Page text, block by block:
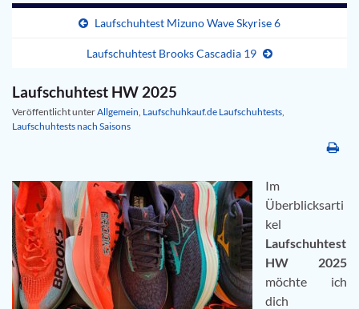
Laufschuhtest Mizuno Wave Skyrise 6
Laufschuhtest Brooks Cascadia 19
Laufschuhtest HW 2025
Veröffentlicht unterAllgemein Laufschuhkauf.de Laufschuhtests
Laufschuhtests nach Saisons
Im
Überblicksarti
kel
Laufschuhtest
HW 2025
möchte ich
dich